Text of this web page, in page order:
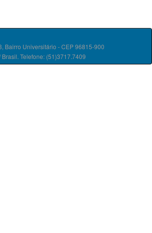
Bairro Universitário - CEP 96815-900
Telefone: (51)3717.7409